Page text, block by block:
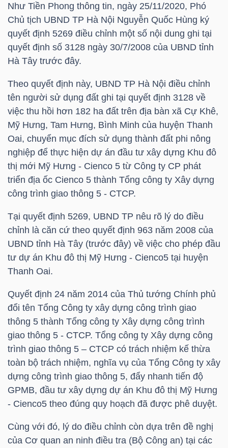
Như Tiền Phong thông tin, ngày 25/11/2020, Phó
Chủ tịch UBND TP Hà Nội Nguyễn Quốc Hùng ký
quyết định 5269 điều chỉnh một số nội dung ghi tại
quyết định số 3128 ngày 30/7/2008 của UBND tỉnh
Hà Tây trước đây.
Theo quyết định này, UBND TP Hà Nội điều chỉnh
tên người sử dụng đất ghi tại quyết định 3128 về
việc thu hồi hơn 182 ha đất trên địa bàn xã Cự Khê,
Mỹ Hưng, Tam Hưng, Bình Minh của huyện Thanh
Oai, chuyển mục đích sử dụng thành đất phi nông
nghiệp để thực hiện dự án đầu tư xây dựng Khu đô
thị mới Mỹ Hưng - Cienco 5 từ Công ty CP phát
triển địa ốc Cienco 5 thành Tổng công ty Xây dựng
công trình giao thông 5 - CTCP.
Tại quyết định 5269, UBND TP nêu rõ lý do điều
chỉnh là căn cứ theo quyết định 963 năm 2008 của
UBND tỉnh Hà Tây (trước đây) về việc cho phép đầu
tư dự án Khu đô thị Mỹ Hưng - Cienco5 tại huyện
Thanh Oai.
Quyết định 24 năm 2014 của Thủ tướng Chính phủ
đổi tên Tổng Công ty xây dựng công trình giao
thông 5 thành Tổng công ty Xây dựng công trình
giao thông 5 - CTCP. Tổng công ty Xây dựng công
trình giao thông 5 – CTCP có trách nhiệm kế thừa
toàn bộ trách nhiệm, nghĩa vụ của Tổng Công ty xây
dựng công trình giao thông 5, đẩy nhanh tiến độ
GPMB, đầu tư xây dựng dự án Khu đô thị Mỹ Hưng
- Cienco5 theo đúng quy hoạch đã được phê duyệt.
Cùng với đó, lý do điều chỉnh còn dựa trên đề nghị
của Cơ quan an ninh điều tra (Bộ Công an) tại các
DOANH
NGHIỆP
CỔ
PHIẾU
PHÁI
SINH
TRÁI
PHIẾU
CÔNG
CỤ
ĐẦU
TƯ
TRUY
XUẤT
LIỆU